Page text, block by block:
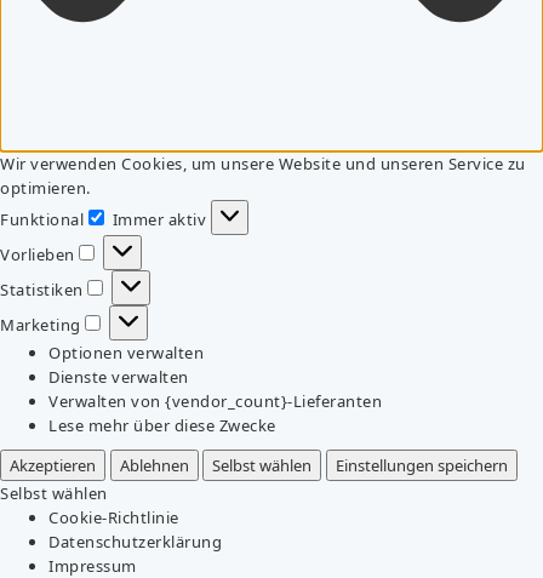
Wir verwenden Cookies, um unsere Website und unseren Service zu
optimieren.
Funktional
Funktional
Immer aktiv
Vorlieben
Vorlieben
Statistiken
Statistiken
Marketing
Marketing
Optionen verwalten
Dienste verwalten
Verwalten von {vendor_count}-Lieferanten
Lese mehr über diese Zwecke
Akzeptieren
Ablehnen Selbst wählen
Einstellungen speichern
Selbst wählen
Cookie-Richtlinie
Datenschutzerklärung
Impressum